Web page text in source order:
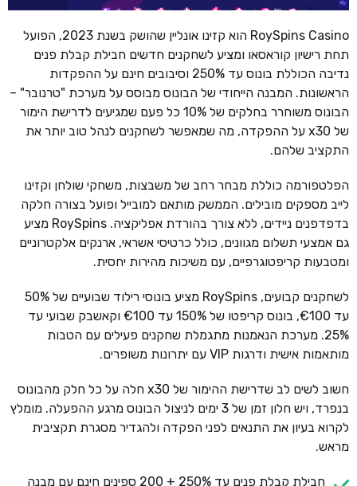
RoySpins Casino הוא קזינו אונליין שהושק בשנת 2023, הפועל
תחת רישיון קוראסאו ומציע לשחקנים חדשים חבילת קבלת פנים
נדיבה הכוללת בונוס עד 250% וסיבובים חינם על ההפקדות
הראשונות. המבנה הייחודי של הבונוס מבוסס על מערכת "טרנובר" –
הבונוס משוחרר בחלקים של 10% כל פעם שמגיעים לדרישת הימור
של x30 על ההפקדה, מה שמאפשר לשחקנים לנהל טוב יותר את
התקציב שלהם.
הפלטפורמה כוללת מבחר רחב של משבצות, משחקי שולחן וקזינו
לייב מספקים מובילים. הממשק מותאם למובייל ופועל בצורה חלקה
בדפדפנים ניידים, ללא צורך בהורדת אפליקציה. RoySpins מציע
גם אמצעי תשלום מגוונים, כולל כרטיסי אשראי, ארנקים אלקטרוניים
ומטבעות קריפטוגרפיים, עם משיכות מהירות יחסית.
לשחקנים קבועים, RoySpins מציע בונוסי רילוד שבועיים של 50%
עד €100, בונוס קריפטו של 150% עד €100 וקאשבק שבועי עד
25%. מערכת הנאמנות מתגמלת שחקנים פעילים עם הטבות
מותאמות אישית ודרגות VIP עם יתרונות משופרים.
חשוב לשים לב שדרישת ההימור של x30 חלה על כל חלק מהבונוס
בנפרד, ויש חלון זמן של 3 ימים לניצול הבונוס מרגע ההפעלה. מומלץ
לקרוא בעיון את התנאים לפני הפקדה ולהגדיר מסגרת תקציבית
מראש.
חבילת קבלת פנים עד 250% + 200 ספינים חינם עם מבנה